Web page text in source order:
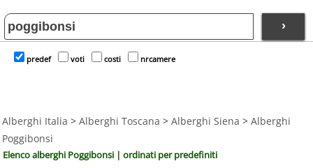
›
predef voti costi nrcamere
Alberghi Italia > Alberghi Toscana > Alberghi Siena > Alberghi
Poggibonsi
Elenco alberghi Poggibonsi | ordinati per predefiniti